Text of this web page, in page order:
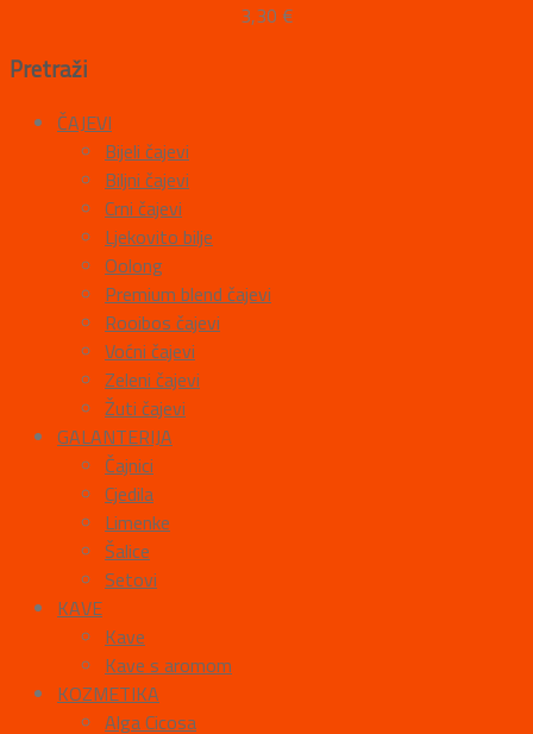
3,30 €
Pretraži
ČAJEVI
Bijeli čajevi
Biljni čajevi
Crni čajevi
Ljekovito bilje
Oolong
Premium blend čajevi
Rooibos čajevi
Voćni čajevi
Zeleni čajevi
Žuti čajevi
GALANTERIJA
Čajnici
Cjedila
Limenke
Šalice
Setovi
KAVE
Kave
Kave s aromom
KOZMETIKA
Alga Cicosa